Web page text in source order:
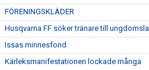
FÖRENINGSKLÄDER
Husqvarna FF söker tränare till
Issas minnesfond
Kärleksmanifestationen lockade många